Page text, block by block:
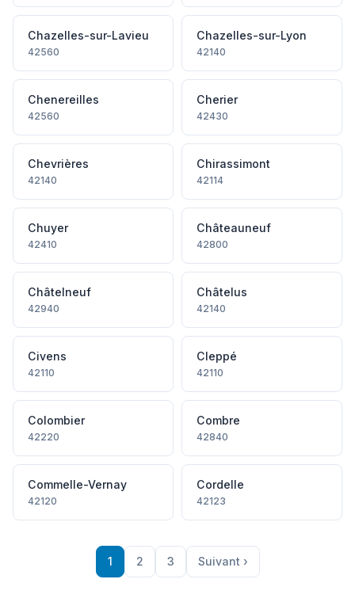
Chazelles-sur-Lavieu
42560
Chazelles-sur-Lyon
42140
Chenereilles
42560
Cherier
42430
Chevrières
42140
Chirassimont
42114
Chuyer
42410
Châteauneuf
42800
Châtelneuf
42940
Châtelus
42140
Civens
42110
Cleppé
42110
Colombier
42220
Combre
42840
Commelle-Vernay
42120
Cordelle
42123
1 2 3 Suivant ›